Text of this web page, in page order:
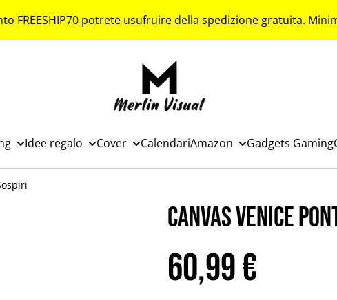
FREESHIP70 potrete usufruire della spedizione gratuita.
Idee regalo Cover CalendariAmazon Gadgets Gaming
Canvas Venice
60,99 €